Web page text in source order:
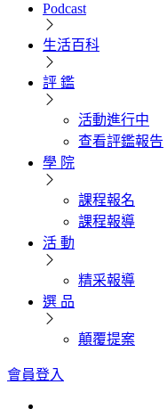
Podcast
生活百科
評 鑑
活動進行中
查看評鑑報告
學 院
課程報名
課程報導
活 動
精采報導
選 品
顛覆提案
會員登入